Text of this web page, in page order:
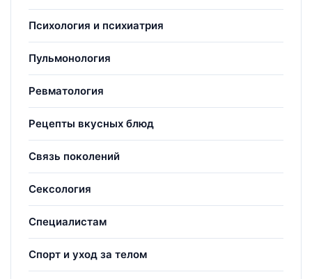
Психология и психиатрия
Пульмонология
Ревматология
Рецепты вкусных блюд
Связь поколений
Сексология
Специалистам
Спорт и уход за телом